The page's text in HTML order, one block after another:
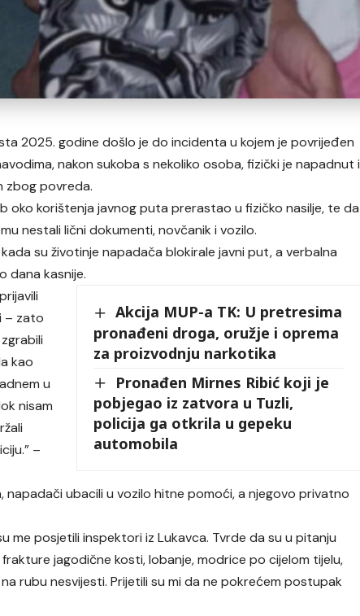
2025. godine došlo je do incidenta u kojem je povrijeđen
nakon sukoba s nekoliko osoba, fizički je napadnut i
zbog povreda.
oko korištenja javnog puta prerastao u fizičko nasilje, te da
nestali lični dokumenti, novčanik i vozilo.
su životinje napadača blokirale javni put, a verbalna
dana kasnije.
Akcija MUP-a TK: U pretresima
pronađeni droga, oružje i oprema
za proizvodnju narkotika
Pronađen Mirnes Ribić koji je
pobjegao iz zatvora u Tuzli,
policija ga otkrila u gepeku
automobila
– zato
kao
u
nisam
–
napadači ubacili u vozilo hitne pomoći, a njegovo privatno
me posjetili inspektori iz Lukavca. Tvrde da su u pitanju
jagodične kosti, lobanje, modrice po cijelom tijelu,
rubu nesvijesti. Prijetili su mi da ne pokrećem postupak